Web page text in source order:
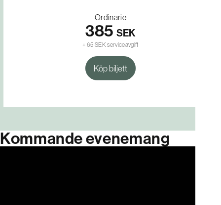
Ordinarie
385 SEK
+ 65 SEK serviceavgift
Köp biljett
Kommande evenemang